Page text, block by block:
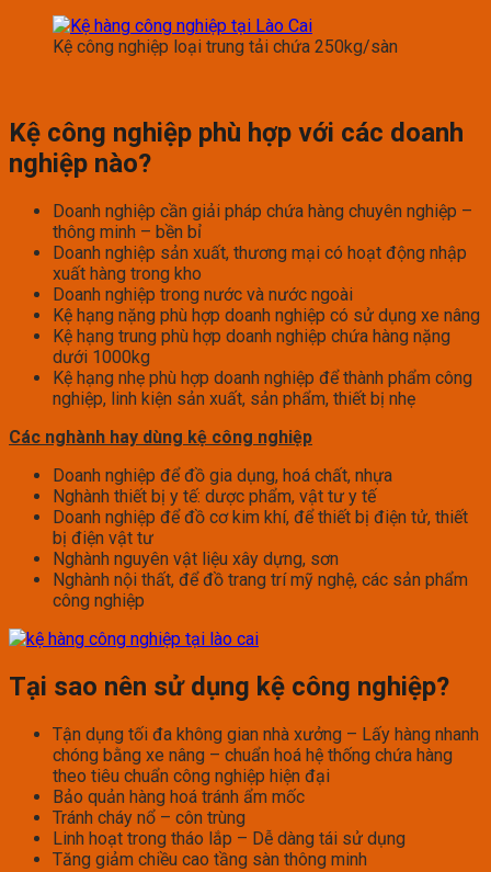
Kệ công nghiệp loại trung tải chứa 250kg/sàn
Kệ công nghiệp phù hợp với các doanh
nghiệp nào?
Doanh nghiệp cần giải pháp chứa hàng chuyên nghiệp –
thông minh – bền bỉ
Doanh nghiệp sản xuất, thương mại có hoạt động nhập
xuất hàng trong kho
Doanh nghiệp trong nước và nước ngoài
Kệ hạng nặng phù hợp doanh nghiệp có sử dụng xe nâng
Kệ hạng trung phù hợp doanh nghiệp chứa hàng nặng
dưới 1000kg
Kệ hạng nhẹ phù hợp doanh nghiệp để thành phẩm công
nghiệp, linh kiện sản xuất, sản phẩm, thiết bị nhẹ
Các nghành hay dùng kệ công nghiệp
Doanh nghiệp để đồ gia dụng, hoá chất, nhựa
Nghành thiết bị y tế: dược phẩm, vật tư y tế
Doanh nghiệp để đồ cơ kim khí, để thiết bị điện tử, thiết
bị điện vật tư
Nghành nguyên vật liệu xây dựng, sơn
Nghành nội thất, để đồ trang trí mỹ nghệ, các sản phẩm
công nghiệp
Tại sao nên sử dụng kệ công nghiệp?
Tận dụng tối đa không gian nhà xưởng – Lấy hàng nhanh
chóng bằng xe nâng – chuẩn hoá hệ thống chứa hàng
theo tiêu chuẩn công nghiệp hiện đại
Bảo quản hàng hoá tránh ẩm mốc
Tránh cháy nổ – côn trùng
Linh hoạt trong tháo lắp – Dễ dàng tái sử dụng
Tăng giảm chiều cao tầng sàn thông minh